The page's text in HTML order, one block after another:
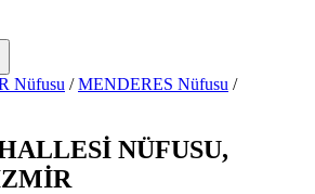
Nüfusu / MENDERES Nüfusu /
NÜFUSU,